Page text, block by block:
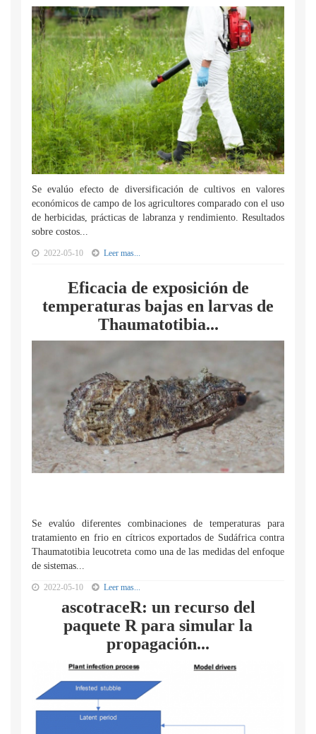
Se evalúo efecto de diversificación de cultivos en valores
económicos de campo de los agricultores comparado con el uso
de herbicidas, prácticas de labranza y rendimiento. Resultados
sobre costos...
2022-05-10 Leer mas...
Eficacia de exposición de
temperaturas bajas en larvas de
Thaumatotibia...
Se evalúo diferentes combinaciones de temperaturas para
tratamiento en frio en cítricos exportados de Sudáfrica contra
Thaumatotibia leucotreta como una de las medidas del enfoque
de sistemas...
2022-05-10 Leer mas...
ascotraceR: un recurso del
paquete R para simular la
propagación...